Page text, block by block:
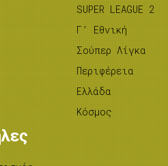
SUPER LEAGUE 2
Γ’ Εθνική
Σούπερ Λίγκα
Περιφέρεια
Ελλάδα
Κόσμος